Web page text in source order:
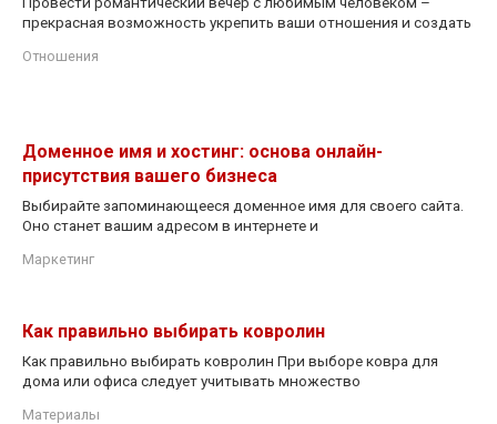
прекрасная возможность укрепить ваши отношения и создать
Отношения
Доменное имя и хостинг: основа онлайн-
присутствия вашего бизнеса
Выбирайте запоминающееся доменное имя для своего сайта.
Оно станет вашим адресом в интернете и
Маркетинг
Как правильно выбирать ковролин
Как правильно выбирать ковролин При выборе ковра для
дома или офиса следует учитывать множество
Материалы